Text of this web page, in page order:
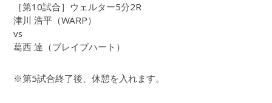
［第10試合］ウェルター5分2R
津川 浩平（WARP）
vs
葛西 達（ブレイブハート）
※第5試合終了後、休憩を入れます。